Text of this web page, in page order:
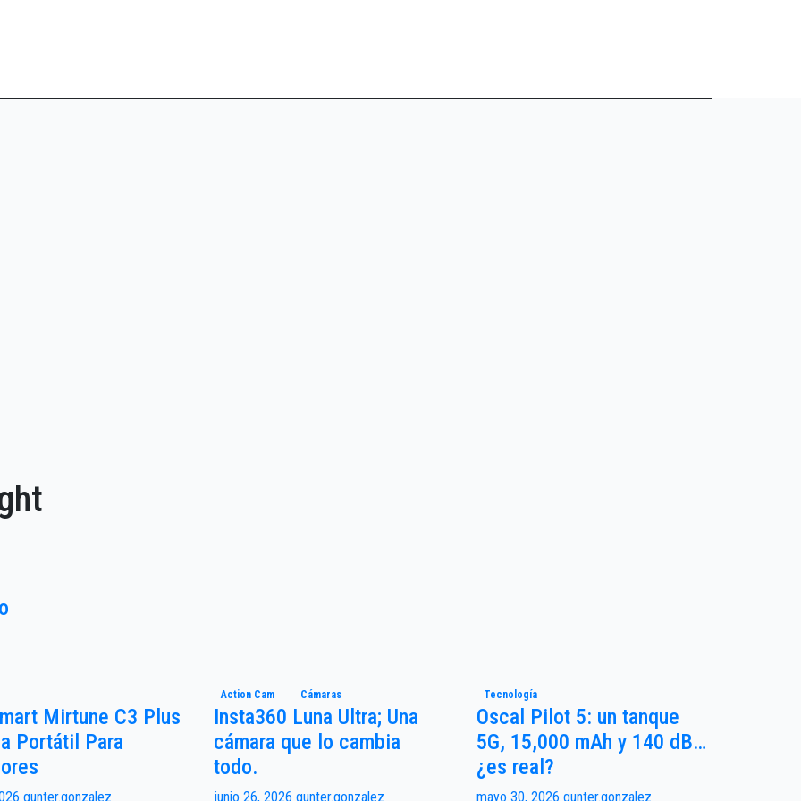
Mirtune C3 Plus
Portátil Para
gunter.gonzalez
Action Cam Cámaras
Insta360 Luna Ultra; Una
cámara que lo cambia
todo.
junio 26, 2026 gunter.gonzalez
Tecnología
Oscal Pilot 5: un tanque
5G, 15,000 mAh y 140 dB…
¿es real?
mayo 30, 2026 gunter.gonzalez